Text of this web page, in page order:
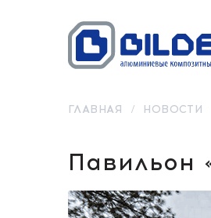
ГЛАВНАЯ / НОВОСТИ
Павильон